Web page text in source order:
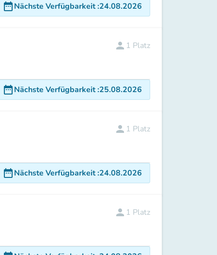
date_rangeNächste Verfügbarkeit:24.08.2026
person 1 Platz
date_rangeNächste Verfügbarkeit:25.08.2026
person 1 Platz
date_rangeNächste Verfügbarkeit:24.08.2026
person 1 Platz